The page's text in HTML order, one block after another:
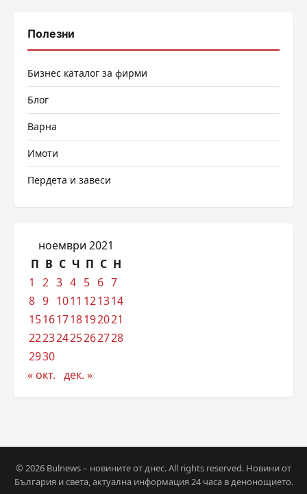
Полезни
Бизнес каталог за фирми
Блог
Варна
Имоти
Пердета и завеси
ноември 2021
П В С Ч П С Н
1
2 3 4 5 6 7
8 9 1011 121314
15161718192021
22232425262728
2930
« окт. дек. »
© 2026 Bulnews – новините от днес. All rights reserved. Новини от
България и света, актуална информация 24 часа в денонощието.